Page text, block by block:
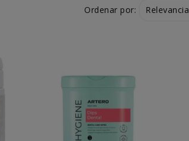
Ordenar por: Relevancia